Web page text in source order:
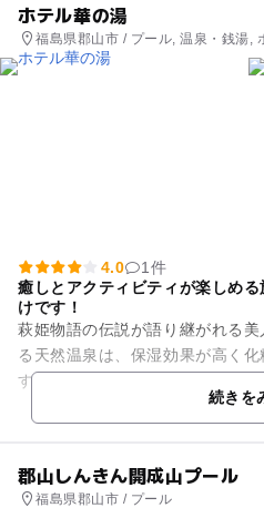
ホテル華の湯
福島県郡山市 / プール, 温泉・銭湯,
4.0
1件
癒しとアクティビティが楽しめ
けです！
萩姫物語の伝説が語り継がれる
る天然温泉は、保湿効果が高く
す。30種類もの温泉は、疲れた
風呂付きの客室もあり、...続きを
郡山しんきん開成山プール
福島県郡山市 / プール